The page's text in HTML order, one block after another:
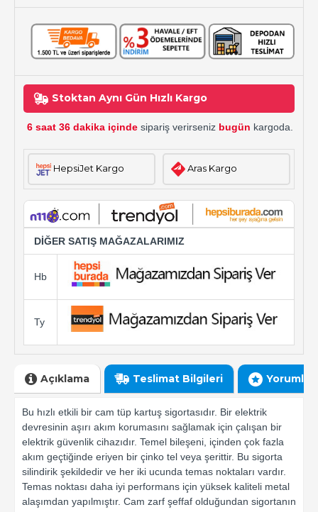
Stoktan Aynı Gün Hızlı Kargo
6 saat 36 dakika içinde sipariş verirseniz bugün kargoda.
HepsiJet Kargo Aras Kargo
DİĞER SATIŞ MAĞAZALARIMIZ
Hb
Ty
Açıklama Teslimat Bilgileri Yorumlar
Bu hızlı etkili bir cam tüp kartuş sigortasıdır. Bir elektrik
devresinin aşırı akım korumasını sağlamak için çalışan bir
elektrik güvenlik cihazıdır. Temel bileşeni, içinden çok fazla
akım geçtiğinde eriyen bir çinko tel veya şerittir. Bu sigorta
silindirik şekildedir ve her iki ucunda temas noktaları vardır.
Temas noktası daha iyi performans için yüksek kaliteli metal
alaşımdan yapılmıştır. Cam zarf şeffaf olduğundan sigortanın